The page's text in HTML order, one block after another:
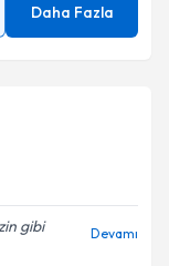
Daha Fazla
gibi
Devamı